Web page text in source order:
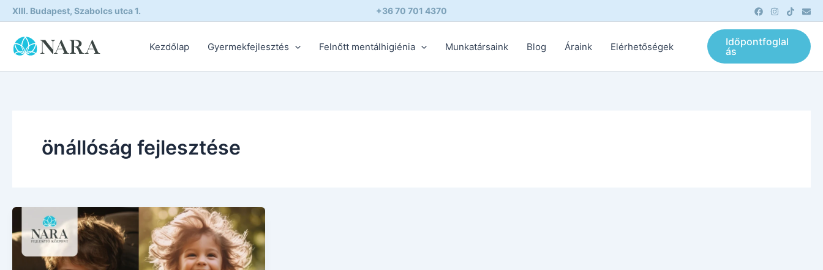
Skip
to
content
XIII. Budapest, Szabolcs utca 1. +36 70 701 4370
Kezdőlap Gyermekfejlesztés Felnőtt mentálhigiénia Munkatársaink Blog Áraink Elérhetőségek
Időpontfoglal
ás
önállóság fejlesztése